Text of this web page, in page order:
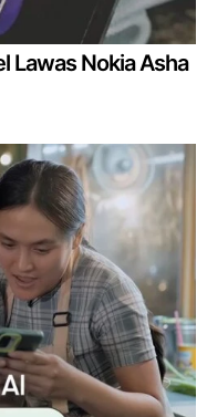
Lawas Nokia Asha